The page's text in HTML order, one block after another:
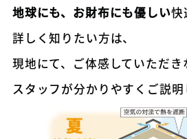
地球にも、お財布にも優しい快
詳しく知りたい方は、
現地にて、ご体感していただき
スタッフが分かりやすくご説明